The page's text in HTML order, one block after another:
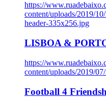
https://
content/uploads/2019/
header-335x256.jpg
LISBOA &
https://
content/uploads/2019/
Football 4